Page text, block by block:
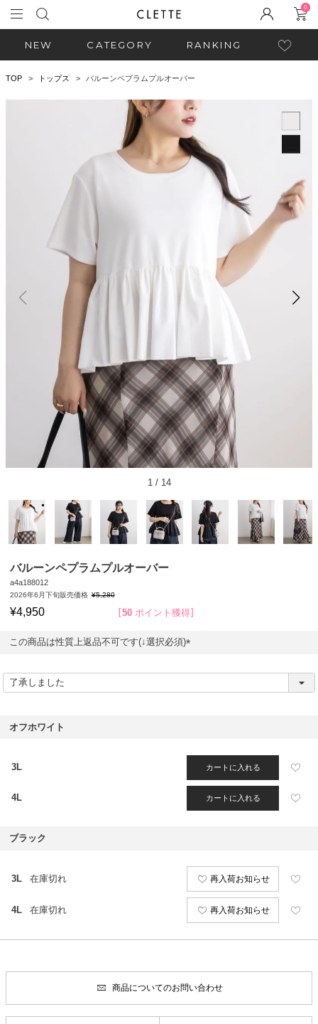
0
NEW CATEGORY RANKING
TOP トップス バルーンペプラムプルオーバー
1/ 14
バルーンペプラムプルオーバー
a4a188012
2026年6月下旬販売価格 ¥5,280
¥4,950 50 ポイント獲得
この商品は性質上返品不可です(↓選択必須)
必
オフホワイト
3L カートに入れる
4L カートに入れる
ブラック
3L 在庫切れ 再入荷お知らせ
4L 在庫切れ 再入荷お知らせ
商品についてのお問い合わせ